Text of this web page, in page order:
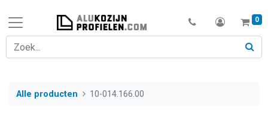
0
Alle producten 10-014.166.00